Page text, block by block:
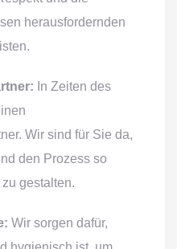
herausfordernden
In Zeiten des
Wir sind für Sie da,
den Prozess so
gestalten.
Wir sorgen dafür,